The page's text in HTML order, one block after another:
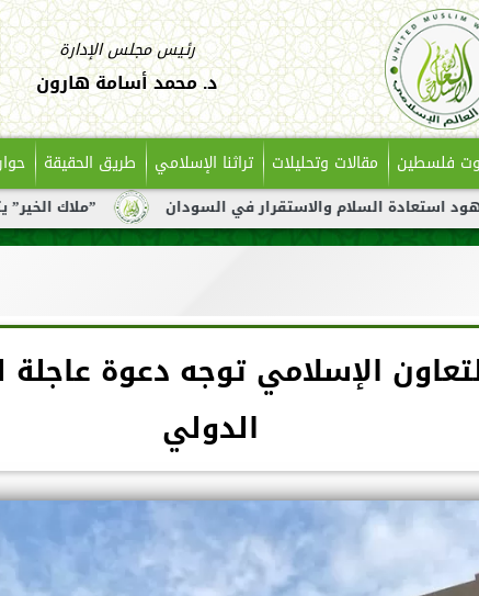
رئيس مجلس الإدارة
د. محمد أسامة هارون
فلسطين مقالات وتحليلات تراثنا الإسلامي طريق الحقيقة
”ملاك الخير” يثير تفاعلًا والاستقرار في السودان
الإسلامي توجه دعوة
الدولي